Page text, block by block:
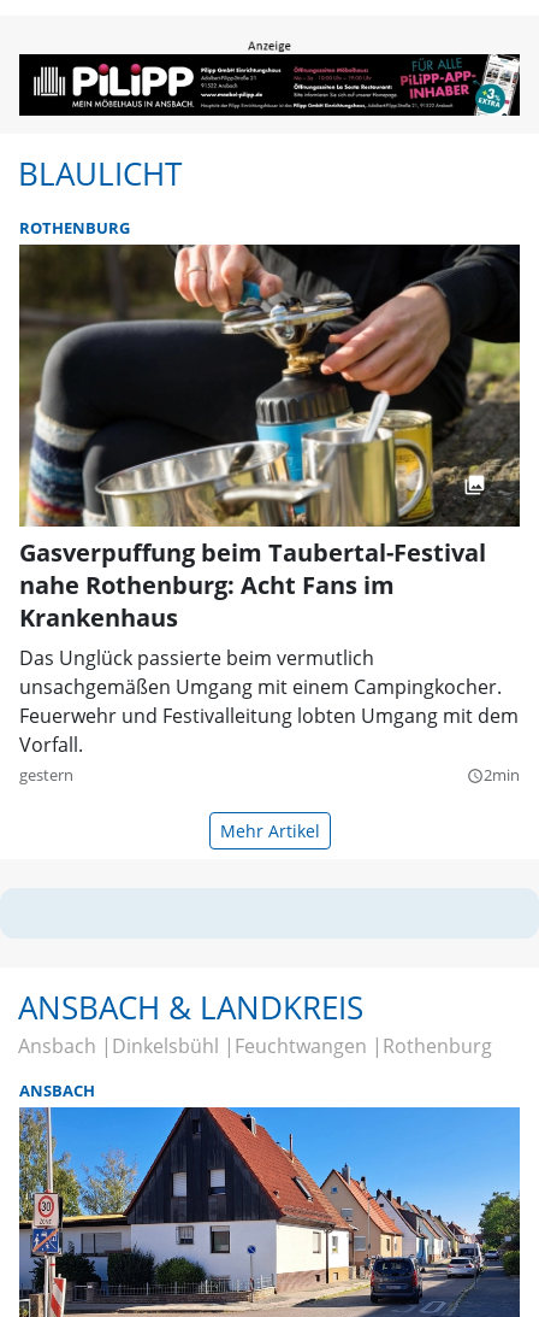
BLAULICHT
ROTHENBURG
Gasverpuffung beim Taubertal-Festival
nahe Rothenburg: Acht Fans im
Krankenhaus
Das Unglück passierte beim vermutlich
unsachgemäßen Umgang mit einem Campingkocher.
Feuerwehr und Festivalleitung lobten Umgang mit dem
Vorfall.
gestern query_builder2min
Mehr Artikel
ANSBACH & LANDKREIS
Ansbach Dinkelsbühl Feuchtwangen Rothenburg
ANSBACH